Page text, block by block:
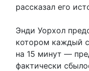
рассказал его
Энди Уорхол
котором каждый
на 15 минут —
фактически